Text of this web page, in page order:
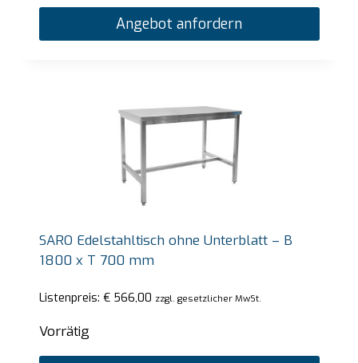
Angebot anfordern
SARO Edelstahltisch ohne Unterblatt – B
1800 x T 700 mm
Listenpreis: €566,00 zzgl. gesetzlicher MwSt.
Vorrätig